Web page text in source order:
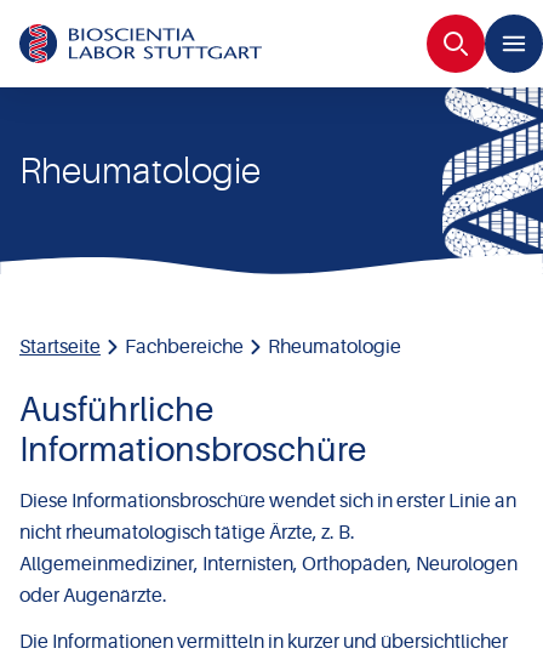
Suche
Rheumatologie
Startseite Fachbereiche Rheumatologie
Ausführliche
Informationsbroschüre
Diese Informationsbroschüre wendet sich in erster Linie an
nicht rheumatologisch tätige Ärzte, z. B.
Allgemeinmediziner, Internisten, Orthopäden, Neurologen
oder Augenärzte.
Die Informationen vermitteln in kurzer und übersichtlicher